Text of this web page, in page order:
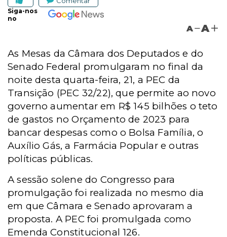
Siga-nos
no
A A
As Mesas da Câmara dos Deputados e do
Senado Federal promulgaram no final da
noite desta quarta-feira, 21, a PEC da
Transição (PEC 32/22), que permite ao novo
governo aumentar em R$ 145 bilhões o teto
de gastos no Orçamento de 2023 para
bancar despesas como o Bolsa Família, o
Auxílio Gás, a Farmácia Popular e outras
políticas públicas.
A sessão solene do Congresso para
promulgação foi realizada no mesmo dia
em que Câmara e Senado aprovaram a
proposta. A PEC foi promulgada como
Emenda Constitucional 126.